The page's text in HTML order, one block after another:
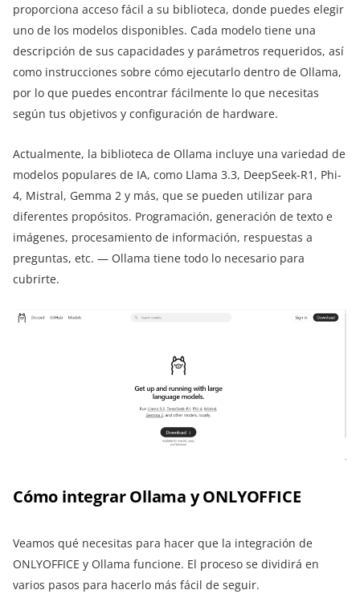
proporciona acceso fácil a su biblioteca, donde puedes elegir
uno de los modelos disponibles. Cada modelo tiene una
descripción de sus capacidades y parámetros requeridos, así
como instrucciones sobre cómo ejecutarlo dentro de Ollama,
por lo que puedes encontrar fácilmente lo que necesitas
según tus objetivos y configuración de hardware.
Actualmente, la biblioteca de Ollama incluye una variedad de
modelos populares de IA, como Llama 3.3, DeepSeek-R1, Phi-
4, Mistral, Gemma 2 y más, que se pueden utilizar para
diferentes propósitos. Programación, generación de texto e
imágenes, procesamiento de información, respuestas a
preguntas, etc. — Ollama tiene todo lo necesario para
cubrirte.
Cómo integrar Ollama y ONLYOFFICE
Veamos qué necesitas para hacer que la integración de
ONLYOFFICE y Ollama funcione. El proceso se dividirá en
varios pasos para hacerlo más fácil de seguir.